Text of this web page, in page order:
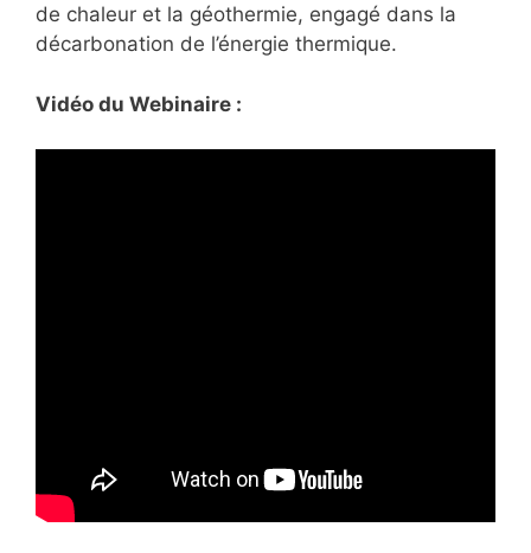
de chaleur et la géothermie, engagé dans la
décarbonation de l’énergie thermique.
Vidéo du Webinaire :